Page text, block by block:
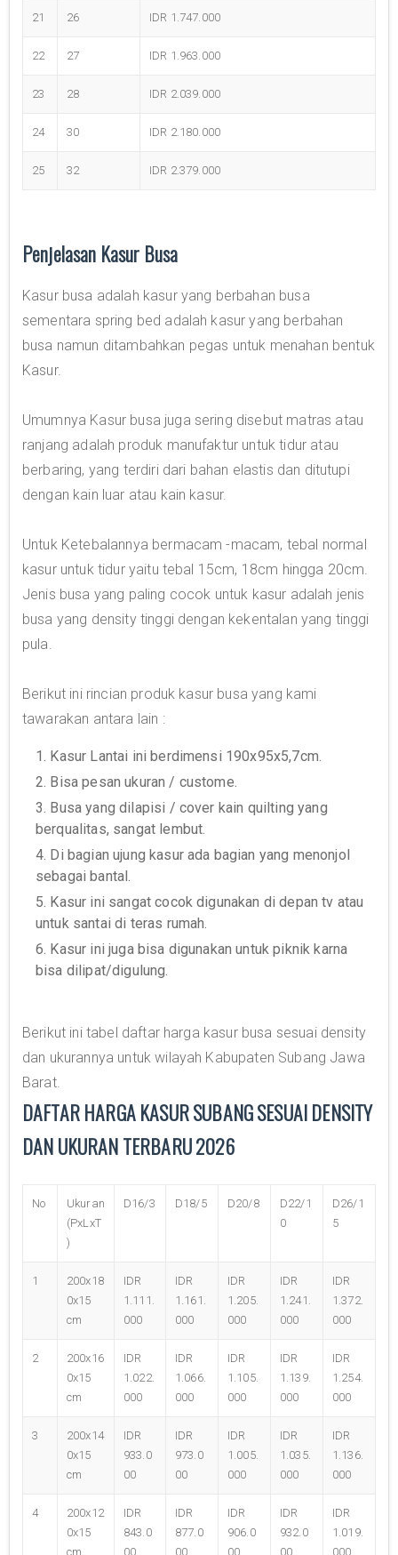
21 26 IDR 1.747.000
22 27 IDR 1.963.000
23 28 IDR 2.039.000
24 30 IDR 2.180.000
25 32 IDR 2.379.000
Penjelasan Kasur Busa
Kasur busa adalah kasur yang berbahan busa
sementara spring bed adalah kasur yang berbahan
busa namun ditambahkan pegas untuk menahan bentuk
Kasur.
Umumnya Kasur busa juga sering disebut matras atau
ranjang adalah produk manufaktur untuk tidur atau
berbaring, yang terdiri dari bahan elastis dan ditutupi
dengan kain luar atau kain kasur.
Untuk Ketebalannya bermacam -macam, tebal normal
kasur untuk tidur yaitu tebal 15cm, 18cm hingga 20cm.
Jenis busa yang paling cocok untuk kasur adalah jenis
busa yang density tinggi dengan kekentalan yang tinggi
pula.
Berikut ini rincian produk kasur busa yang kami
tawarakan antara lain :
1. Kasur Lantai ini berdimensi 190x95x5,7cm.
2. Bisa pesan ukuran / custome.
3. Busa yang dilapisi / cover kain quilting yang
berqualitas, sangat lembut.
4. Di bagian ujung kasur ada bagian yang menonjol
sebagai bantal.
5. Kasur ini sangat cocok digunakan di depan tv atau
untuk santai di teras rumah.
6. Kasur ini juga bisa digunakan untuk piknik karna
bisa dilipat/digulung.
Berikut ini tabel daftar harga kasur busa sesuai density
dan ukurannya untuk wilayah Kabupaten Subang Jawa
Barat.
DAFTAR HARGA KASUR SUBANG SESUAI DENSITY
DAN UKURAN TERBARU 2026
No
Ukuran
(PxLxT
)
D16/3 D18/5 D20/8
D22/1
0
D26/1
5
1
200x18
0x15
cm
IDR
1.111.
000
IDR
1.161.
000
IDR
1.205.
000
IDR
1.241.
000
IDR
1.372.
000
2
200x16
0x15
cm
IDR
1.022.
000
IDR
1.066.
000
IDR
1.105.
000
IDR
1.139.
000
IDR
1.254.
000
3
200x14
0x15
cm
IDR
933.0
00
IDR
973.0
00
IDR
1.005.
000
IDR
1.035.
000
IDR
1.136.
000
4
200x12
0x15
cm
IDR
843.0
00
IDR
877.0
00
IDR
906.0
00
IDR
932.0
00
IDR
1.019.
000